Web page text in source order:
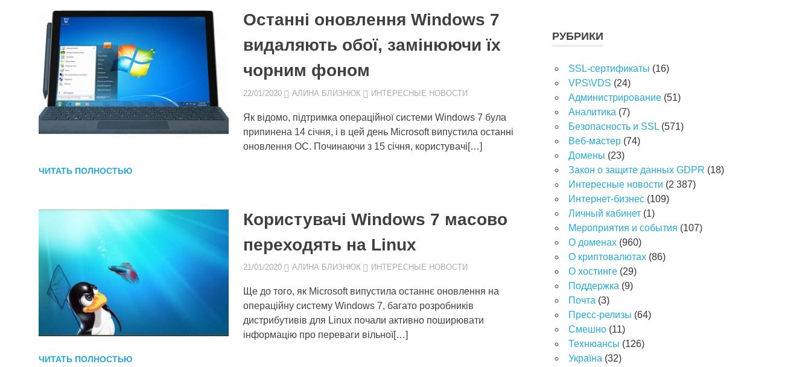
Останні оновлення Windows 7
видаляють обої, замінюючи їх
чорним фоном
22/01/2020 АЛИНА БЛИЗНЮК ИНТЕРЕСНЫЕ НОВОСТИ
Як відомо, підтримка операційної системи Windows 7 була
припинена 14 січня, і в цей день Microsoft випустила останні
оновлення ОС. Починаючи з 15 січня, користувачі[…]
ЧИТАТЬ ПОЛНОСТЬЮ
Користувачі Windows 7 масово
переходять на Linux
21/01/2020 АЛИНА БЛИЗНЮК ИНТЕРЕСНЫЕ НОВОСТИ
Ще до того, як Microsoft випустила останнє оновлення на
операційну систему Windows 7, багато розробників
дистрибутивів для Linux почали активно поширювати
інформацію про переваги вільної[…]
ЧИТАТЬ ПОЛНОСТЬЮ
РУБРИКИ
SSL-сертификаты (16)
VPS\VDS (24)
Администрирование (51)
Аналитика (7)
Безопасность и SSL (571)
Веб-мастер (74)
Домены (23)
Закон о защите данных GDPR (18)
Интересные новости (2 387)
Интернет-бизнес (109)
Личный кабинет (1)
Мероприятия и события (107)
О доменах (960)
О криптовалютах (86)
О хостинге (29)
Поддержка (9)
Почта (3)
Пресс-релизы (64)
Смешно (11)
Технюансы (126)
Україна (32)